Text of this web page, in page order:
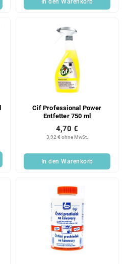
Cif Professional Power
Entfetter 750 ml
3,92 € ohne MwSt.
4,70 €
In den Warenkorb